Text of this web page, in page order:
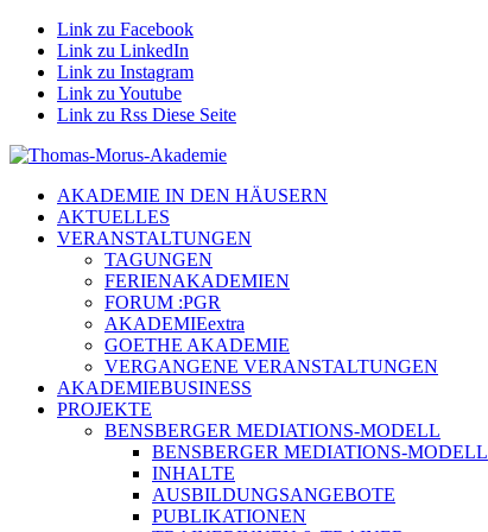
Link zu Facebook
Link zu LinkedIn
Link zu Instagram
Link zu Youtube
Link zu Rss Diese Seite
AKADEMIE IN DEN HÄUSERN
AKTUELLES
VERANSTALTUNGEN
TAGUNGEN
FERIENAKADEMIEN
FORUM :PGR
AKADEMIEextra
GOETHE AKADEMIE
VERGANGENE VERANSTALTUNGEN
AKADEMIEBUSINESS
PROJEKTE
BENSBERGER MEDIATIONS-MODELL
BENSBERGER MEDIATIONS-MODELL
INHALTE
AUSBILDUNGSANGEBOTE
PUBLIKATIONEN